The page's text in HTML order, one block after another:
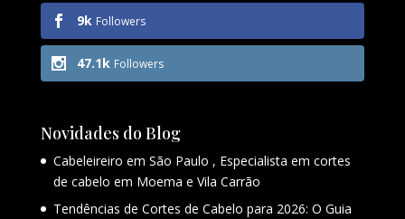
9k Followers
47.1k Followers
Novidades do Blog
Cabeleireiro em São Paulo , Especialista em cortes
de cabelo em Moema e Vila Carrão
Tendências de Cortes de Cabelo para 2026: O Guia